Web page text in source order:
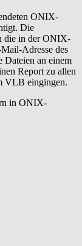
ONIX-
Die
die in der ONIX-
Adresse des
Dateien an einem
Report zu allen
VLB eingingen.
in ONIX-